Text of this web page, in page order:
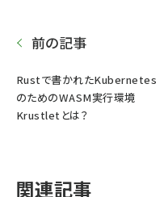
前の記事
Rustで書かれたKubernetes
のためのWASM実行環境
Krustletとは？
関連記事